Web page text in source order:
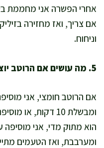
אחרי הפשרה אני מחממת
אם צריך, ואז מחזירה
וניחוח.
5. מה עושים אם הרוטב יוצא חומצי מדי או מתוק מדי?
הוא מתוק מדי, אני
ומערבבת, ואז הטעמים